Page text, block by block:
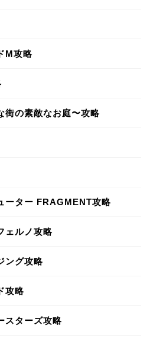
M攻略
街の素敵なお庭〜攻略
ーター FRAGMENT攻略
ェルノ攻略
ング攻略
攻略
スターズ攻略